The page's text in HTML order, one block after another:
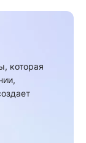
которая